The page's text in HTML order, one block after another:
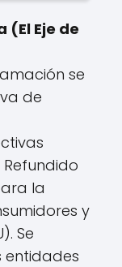
(El Eje de
se
de
Refundido
la
y
Se